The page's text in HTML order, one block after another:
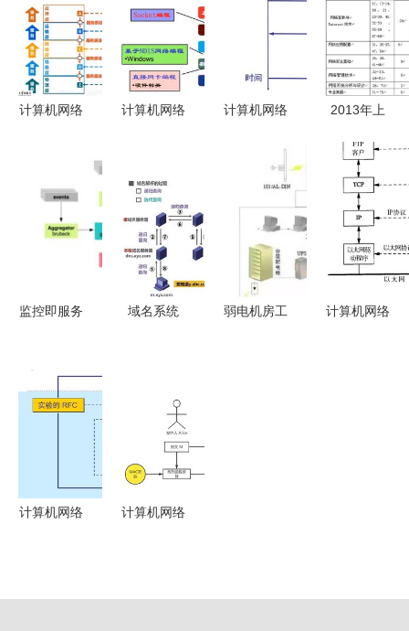
计算机网络
性服务解析
计算机网络
程与计算机
网络系统工
程服务
计算机网络
安全 系统
工程服务的
核心挑战
2013年上
程师考试考
题分析
监控即服务
化系统互联
域名系统
程服务解析
弱电机房工
计算机网络
计算机网络
计算机网络